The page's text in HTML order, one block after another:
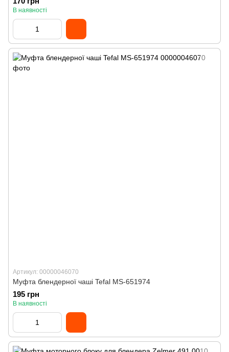
В наявності
Артикул: 00000046070
Муфта блендерної чаші Tefal MS-651974
195 грн
В наявності